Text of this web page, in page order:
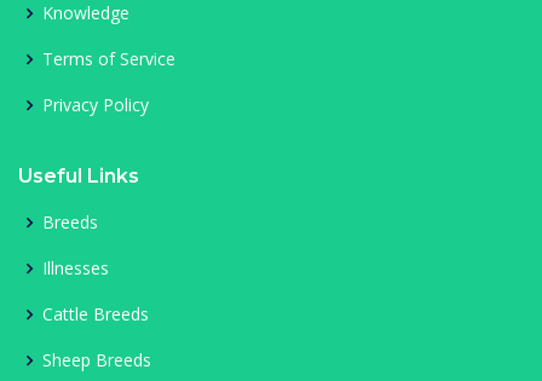
Knowledge
Terms of Service
Privacy Policy
Useful Links
Breeds
Illnesses
Cattle Breeds
Sheep Breeds